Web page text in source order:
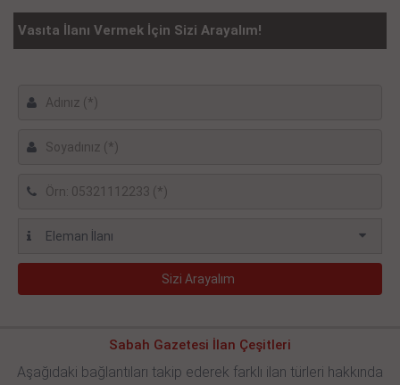
Vasıta İlanı Vermek İçin Sizi Arayalım!
Sabah Gazetesi İlan Çeşitleri
Aşağıdaki bağlantıları takip ederek farklı ilan türleri hakkında